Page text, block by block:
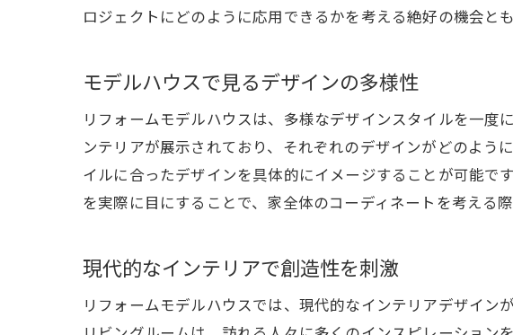
注目のリノベ
リフォームで
実際の生活空
住まいの改善
生活習慣を変
モデルハウス
デザインと機能が
デザインと実
最新の技術を
ロジェクトにどのように応用できるかを考える絶好の機会とも
モデルハウスで見るデザインの多様性
リフォームモデルハウスは、多様なデザインスタイルを一
ンテリアが展示されており、それぞれのデザインがどのよう
イルに合ったデザインを具体的にイメージすることが可能で
を実際に目にすることで、家全体のコーディネートを考える際
現代的なインテリアで創造性を刺激
リフォームモデルハウスでは、現代的なインテリアデザイ